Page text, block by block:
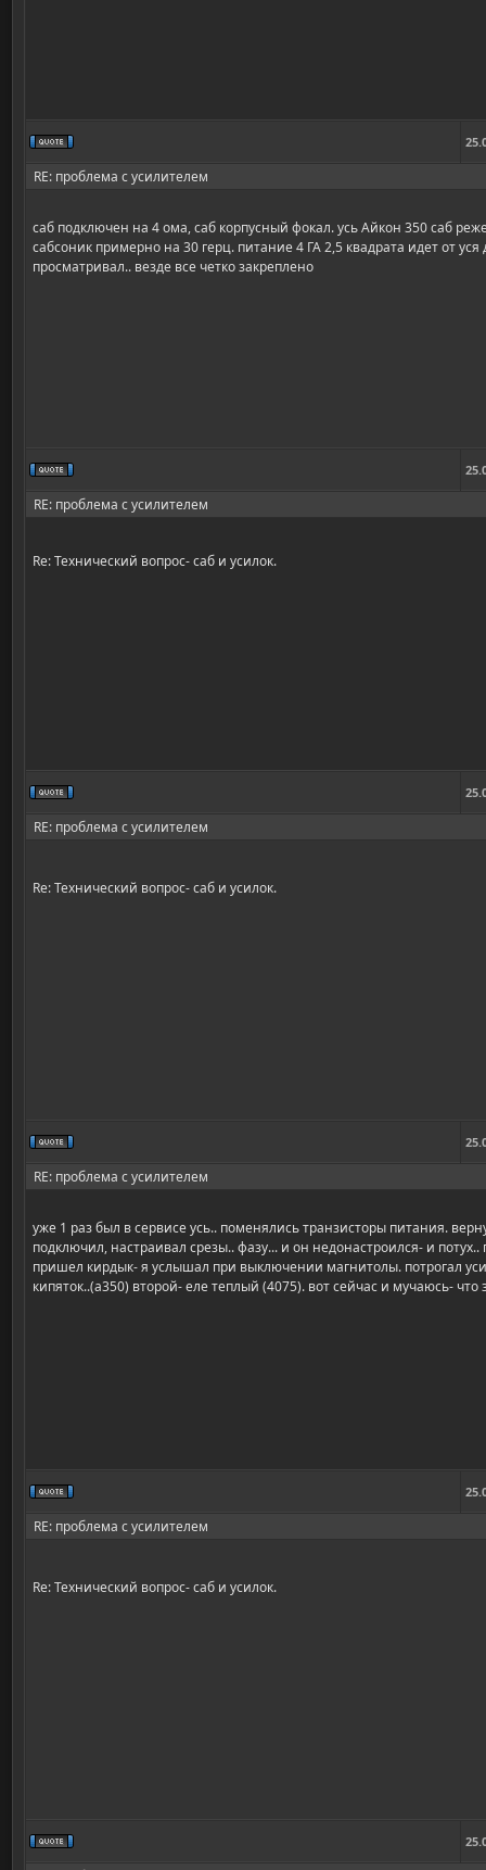
RE: проблема с усилителем
саб подключен на 4 ома, саб корпусный фокал. усь Айкон 350 саб
сабсоник примерно на 30 герц. питание 4 ГА 2,5 квадрата идет от уся
просматривал.. везде все четко закреплено
RE: проблема с усилителем
Re: Технический вопрос- саб и усилок.
RE: проблема с усилителем
Re: Технический вопрос- саб и усилок.
RE: проблема с усилителем
уже 1 раз был в сервисе усь.. поменялись транзисторы питания.
подключил, настраивал срезы.. фазу... и он недонастроился- и потух..
пришел кирдык- я услышал при выключении магнитолы. потрогал
кипяток..(а350) второй- еле теплый (4075). вот сейчас и мучаюсь- что
RE: проблема с усилителем
Re: Технический вопрос- саб и усилок.